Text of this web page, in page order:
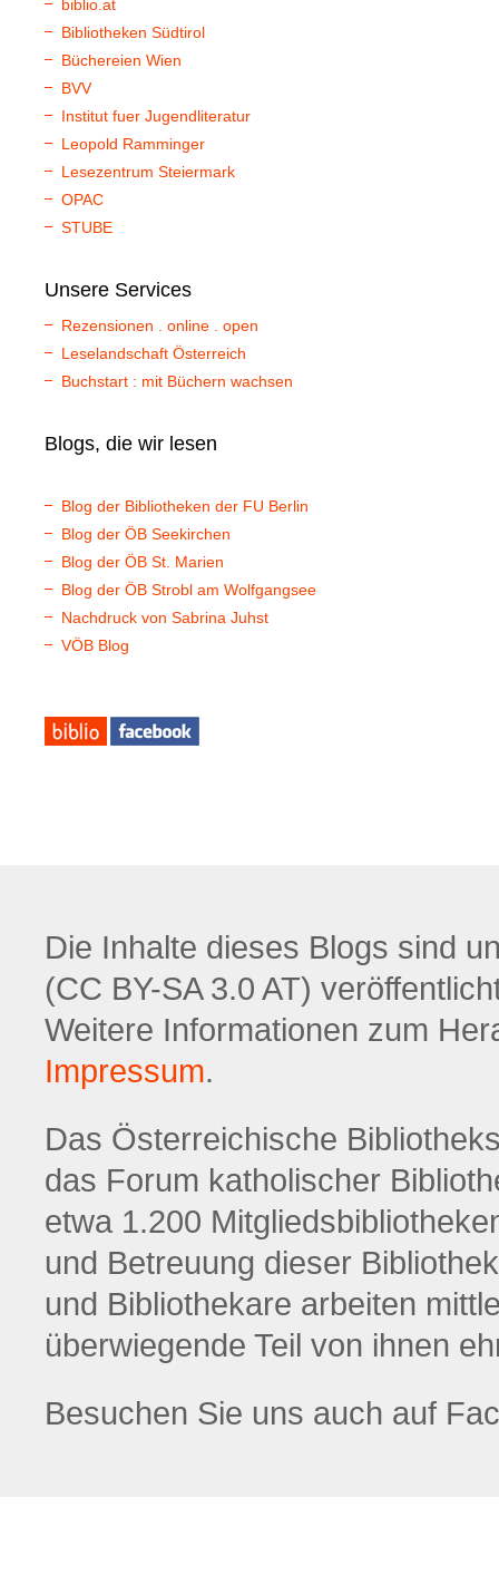
biblio.at
Bibliotheken Südtirol
Büchereien Wien
BVV
Institut fuer Jugendliteratur
Leopold Ramminger
Lesezentrum Steiermark
OPAC
STUBE
Unsere Services
Rezensionen . online . open
Leselandschaft Österreich
Buchstart : mit Büchern wachsen
Blogs, die wir lesen
Blog der Bibliotheken der FU Berlin
Blog der ÖB Seekirchen
Blog der ÖB St. Marien
Blog der ÖB Strobl am Wolfgangsee
Nachdruck von Sabrina Juhst
VÖB Blog
Die Inhalte dieses Blogs sind
(CC BY-SA 3.0 AT)
Weitere Informationen zum
Impressum.
Das Österreichische
das Forum katholischer
etwa 1.200
und Betreuung dieser
und Bibliothekare arbeiten
überwiegende Teil von ihnen
Besuchen Sie uns auch auf